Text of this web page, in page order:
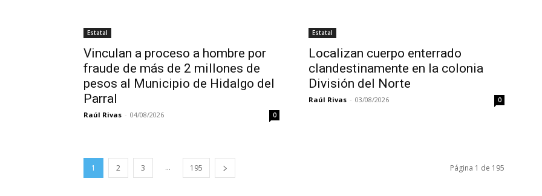
Estatal
Vinculan a proceso a hombre por
fraude de más de 2 millones de
pesos al Municipio de Hidalgo del
Parral
Raúl Rivas - 04/08/2026 0
Estatal
Localizan cuerpo enterrado
clandestinamente en la colonia
División del Norte
Raúl Rivas - 03/08/2026 0
1 2 3 ... 195 Página 1 de 195